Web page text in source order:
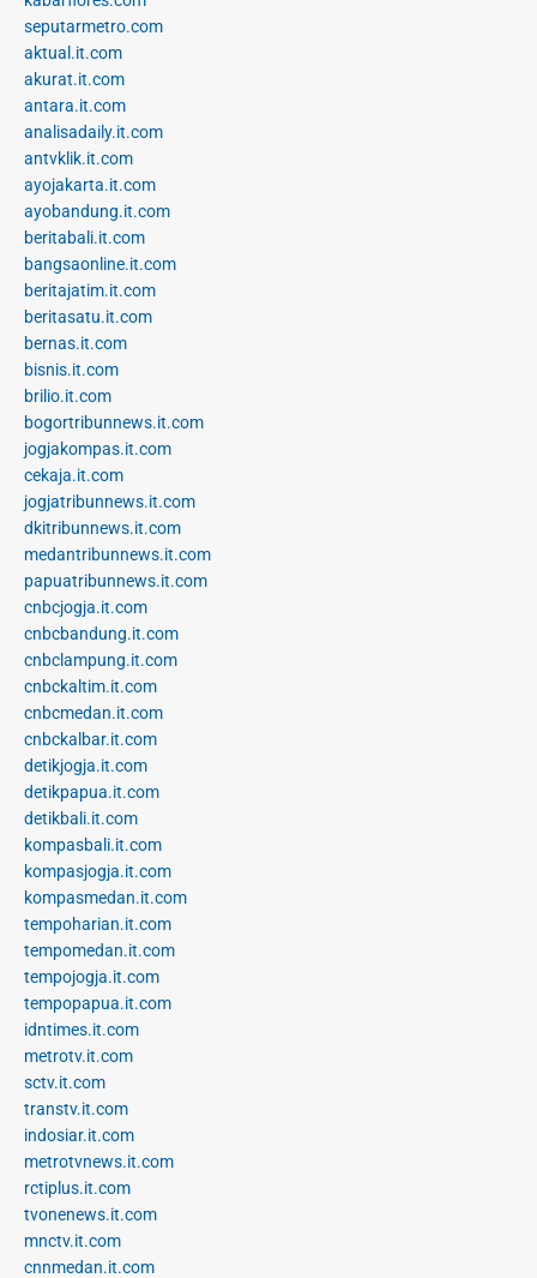
seputarmetro.com
aktual.it.com
akurat.it.com
antara.it.com
analisadaily.it.com
antvklik.it.com
ayojakarta.it.com
ayobandung.it.com
beritabali.it.com
bangsaonline.it.com
beritajatim.it.com
beritasatu.it.com
bernas.it.com
bisnis.it.com
brilio.it.com
bogortribunnews.it.com
jogjakompas.it.com
cekaja.it.com
jogjatribunnews.it.com
dkitribunnews.it.com
medantribunnews.it.com
papuatribunnews.it.com
cnbcjogja.it.com
cnbcbandung.it.com
cnbclampung.it.com
cnbckaltim.it.com
cnbcmedan.it.com
cnbckalbar.it.com
detikjogja.it.com
detikpapua.it.com
detikbali.it.com
kompasbali.it.com
kompasjogja.it.com
kompasmedan.it.com
tempoharian.it.com
tempomedan.it.com
tempojogja.it.com
tempopapua.it.com
idntimes.it.com
metrotv.it.com
sctv.it.com
transtv.it.com
indosiar.it.com
metrotvnews.it.com
rctiplus.it.com
tvonenews.it.com
mnctv.it.com
cnnmedan.it.com